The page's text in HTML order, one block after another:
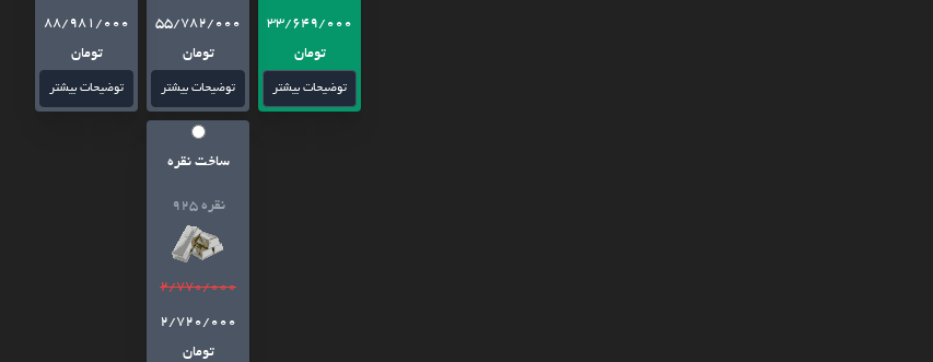
33/649/000
تومان
توضیحات بیشتر
55/782/000
تومان
توضیحات بیشتر
88/981/000
تومان
توضیحات بیشتر
ساخت نقره
نقره 925
2/770/000
2/720/000
تومان